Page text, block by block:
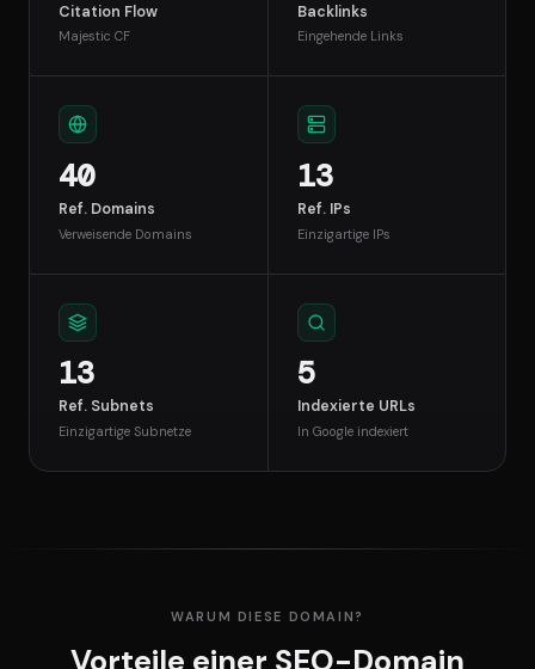
Citation Flow
Majestic CF
Backlinks
Eingehende Links
40
Ref. Domains
Verweisende Domains
13
Ref. IPs
Einzigartige IPs
13
Ref. Subnets
Einzigartige Subnetze
5
Indexierte URLs
In Google indexiert
WARUM DIESE DOMAIN?